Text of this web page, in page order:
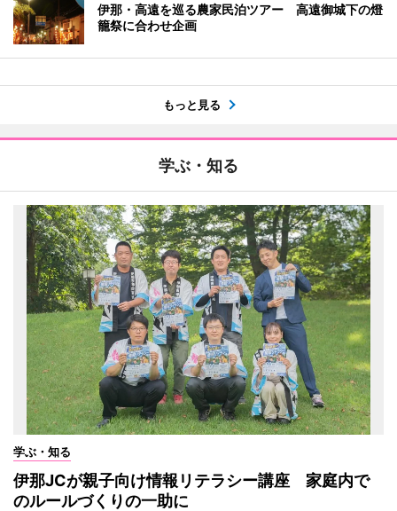
伊那・高遠を巡る農家民泊ツアー 高遠御城下の燈
籠祭に合わせ企画
もっと見る
学ぶ・知る
学ぶ・知る
伊那JCが親子向け情報リテラシー講座 家庭内で
のルールづくりの一助に